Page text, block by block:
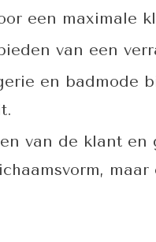
een maximale
van een
en badmode
van de klant